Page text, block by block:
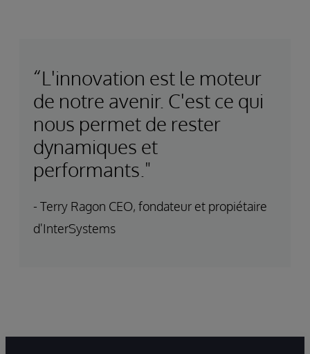
“L'innovation est le moteur
de notre avenir. C'est ce qui
nous permet de rester
dynamiques et
performants."
- Terry Ragon CEO, fondateur et propiétaire
d'InterSystems